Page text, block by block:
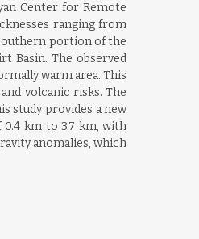
Center for Remote
ranging from
portion of the
Basin. The observed
warm area. This
volcanic risks. The
study provides a new
km to 3.7 km, with
anomalies, which